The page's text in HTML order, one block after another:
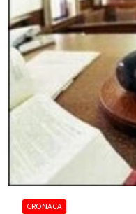
CRONACA